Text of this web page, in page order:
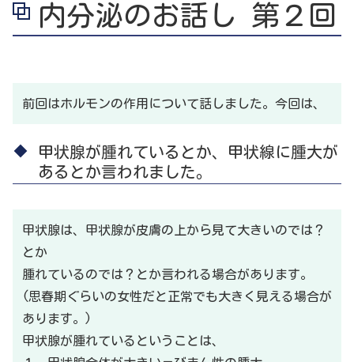
内分泌のお話し 第２回
前回はホルモンの作用について話しました。今回は、
甲状腺が腫れているとか、甲状線に腫大が
あるとか言われました。
甲状腺は、甲状腺が皮膚の上から見て大きいのでは？
とか
腫れているのでは？とか言われる場合があります。
(思春期ぐらいの女性だと正常でも大きく見える場合が
あります。)
甲状腺が腫れているということは、